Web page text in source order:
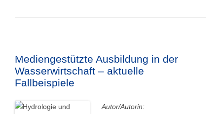
Mediengestützte Ausbildung in der
Wasserwirtschaft – aktuelle
Fallbeispiele
Autor/Autorin: